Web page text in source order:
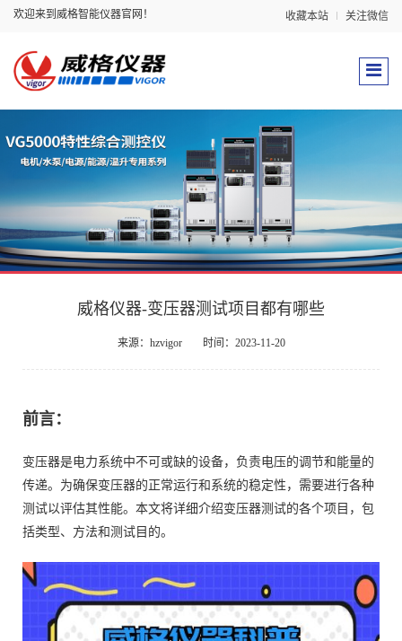
欢迎来到威格智能仪器官网！ 收藏本站 关注微信
威格仪器-变压器测试项目都有哪些
来源：hzvigor 时间：2023-11-20
前言：
变压器是电力系统中不可或缺的设备，负责电压的调节和能量的
传递。为确保变压器的正常运行和系统的稳定性，需要进行各种
测试以评估其性能。本文将详细介绍变压器测试的各个项目，包
括类型、方法和测试目的。